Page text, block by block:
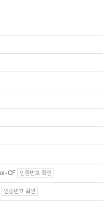
CF 인증번호 확인
인증번호 확인